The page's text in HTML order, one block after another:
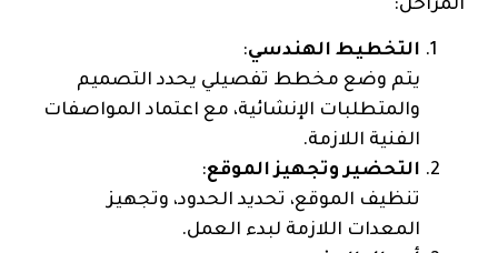
المراحل:
التخطيط الهندسي:
يتم وضع مخطط تفصيلي يحدد التصميم
والمتطلبات الإنشائية، مع اعتماد المواصفات
الفنية اللازمة.
التحضير وتجهيز الموقع:
تنظيف الموقع، تحديد الحدود، وتجهيز
المعدات اللازمة لبدء العمل.